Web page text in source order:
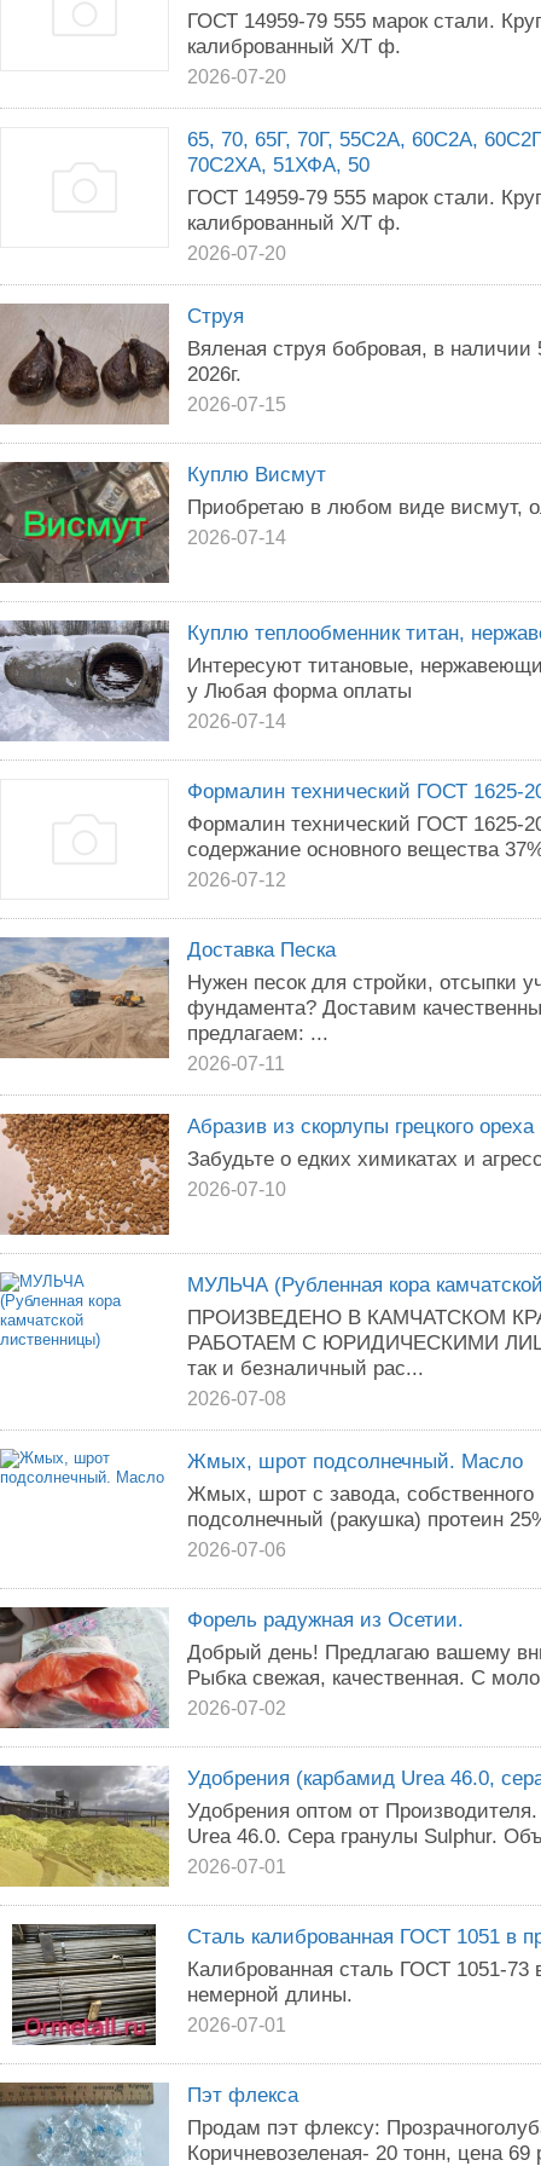
ГОСТ 14959-79 555 марок стали.
калиброванный Х/Т ф.
2026-07-20
65, 70, 65Г, 70Г, 55С2А, 60С2А,
70С2ХА, 51ХФА, 50
ГОСТ 14959-79 555 марок стали.
калиброванный Х/Т ф.
2026-07-20
Струя
Вяленая струя бобровая, в
2026г.
2026-07-15
Куплю Висмут
Приобретаю в любом виде висмут,
2026-07-14
Куплю теплообменник титан,
Интересуют титановые,
у Любая форма оплаты
2026-07-14
Формалин технический ГОСТ 1625-
Формалин технический ГОСТ 1625-
содержание основного вещества
2026-07-12
Доставка Песка
Нужен песок для стройки, отсыпки
фундамента? Доставим
предлагаем: ...
2026-07-11
Абразив из скорлупы грецкого ореха
Забудьте о едких химикатах и
2026-07-10
МУЛЬЧА (Рубленная кора
ПРОИЗВЕДЕНО В КАМЧАТСКОМ
РАБОТАЕМ С ЮРИДИЧЕСКИМИ
так и безналичный рас...
2026-07-08
Жмых, шрот подсолнечный. Масло
Жмых, шрот с завода,
подсолнечный (ракушка) протеин
2026-07-06
Форель радужная из Осетии.
Добрый день! Предлагаю вашему
Рыбка свежая, качественная. С
2026-07-02
Удобрения (карбамид Urea 46.0,
Удобрения оптом от
Urea 46.0. Сера гранулы Sulphur.
2026-07-01
Сталь калиброванная ГОСТ 1051 в
Калиброванная сталь ГОСТ 1051-73
немерной длины.
2026-07-01
Пэт флекса
Продам пэт флексу:
Коричневозеленая- 20 тонн, цена 69